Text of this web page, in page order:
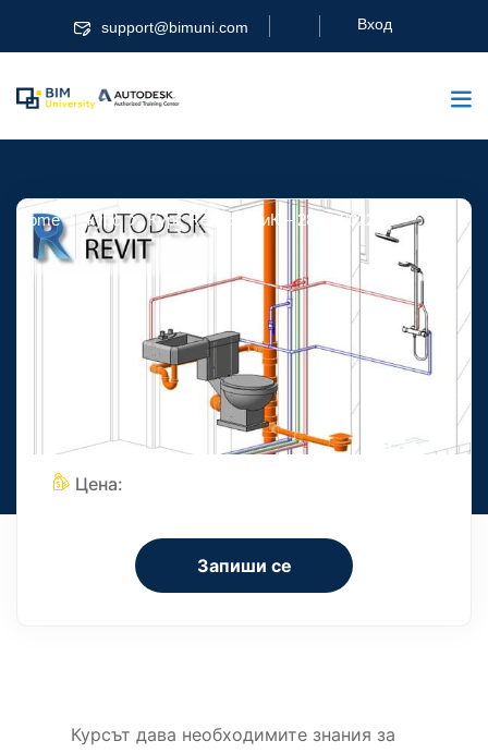
support@bimuni.com Вход
Home курс Курс Revit за ВиК – 28.11.2022
Курс Revit за ВиК –
28.11.2022
Курсът дава необходимите знания за
Цена:
Запиши се